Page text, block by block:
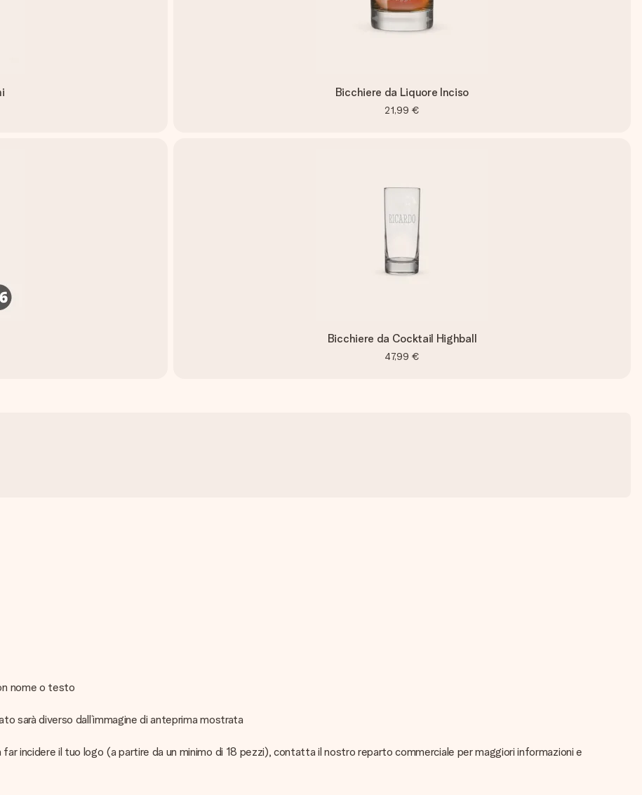
Bicchiere da Liquore Inciso
21,99 €
Bicchiere da Cocktail Highball
47,99 €
nome o testo
sarà diverso dall’immagine di anteprima mostrata
incidere il tuo logo (a partire da un minimo di 18 pezzi), contatta il nostro reparto commerciale per maggiori informazioni e